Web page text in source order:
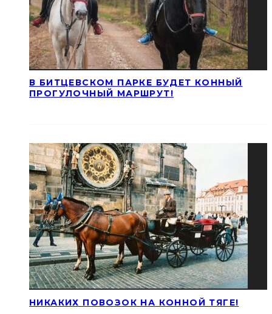
В БИТЦЕВСКОМ ПАРКЕ БУДЕТ КОННЫЙ
ПРОГУЛОЧНЫЙ МАРШРУТ!
НИКАКИХ ПОВОЗОК НА КОННОЙ ТЯГЕ!